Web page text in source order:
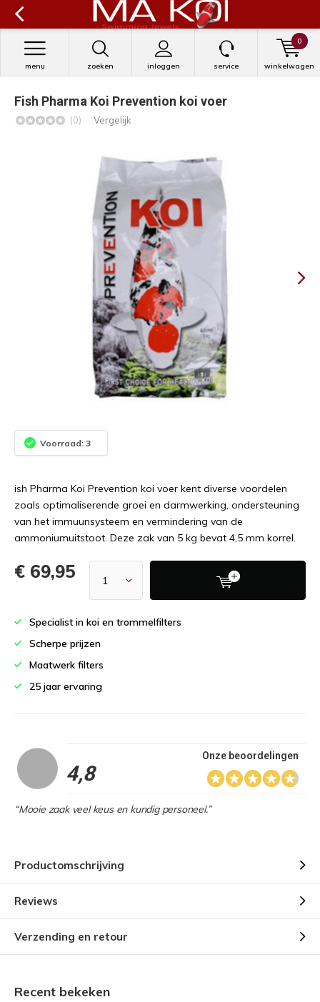
zoeken inloggen
menu service winkelwagen
0
Fish Pharma Koi Prevention koi voer
(0) Vergelijk
Voorraad: 3
ish Pharma Koi Prevention koi voer kent diverse voordelen
zoals optimaliserende groei en darmwerking, ondersteuning
van het immuunsysteem en vermindering van de
ammoniumuitstoot. Deze zak van 5 kg bevat 4,5 mm korrel.
€ 69,95
Specialist in koi en trommelfilters
Scherpe prijzen
Maatwerk filters
25 jaar ervaring
4,8
Onze beoordelingen
“Mooie zaak veel keus en kundig personeel.”
Productomschrijving
Reviews
Verzending en retour
Recent bekeken